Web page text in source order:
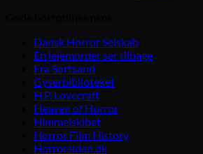
Dansk Horror Selskab
En lejemorder ser tilbage
Fra Sortsand
Gyserbiblioteket
H.P. Lovecraft
Heaven of Horror
Himmelskibet
Horror Film History
Horrorsiden.dk